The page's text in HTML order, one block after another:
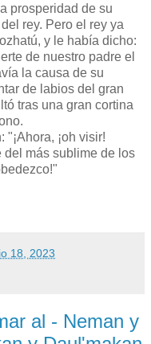
prosperidad de su
rey. Pero el rey ya
y le había dicho:
de nuestro padre el
la causa de su
de labios del gran
tras una gran cortina
¡oh visir!
del más sublime de los
18, 2023
al - Neman y